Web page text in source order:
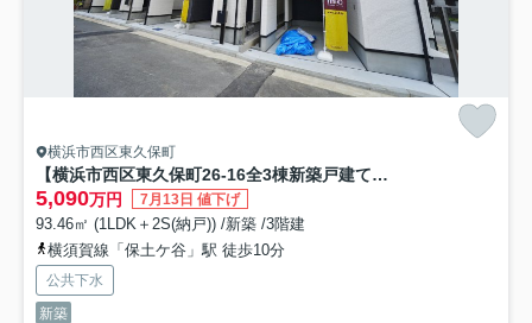
横浜市西区東久保町
【横浜市西区東久保町26-16全3棟新築戸建て】★仲介手数料無料★（富士見台小学校・岩井原中学校）
5,090万円 7月13日 値下げ
93.46㎡ (1LDK＋2S(納戸)) /新築 /3階建
横須賀線「保土ケ谷」駅 徒歩10分
公共下水
新築